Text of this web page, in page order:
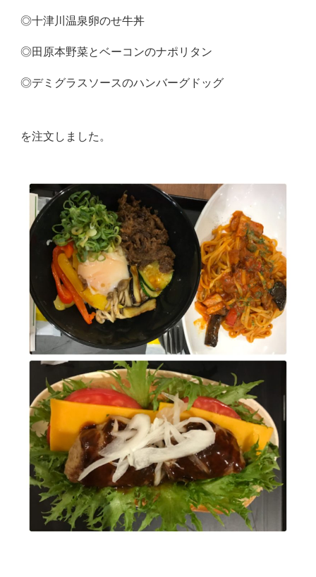
◎十津川温泉卵のせ牛丼
◎田原本野菜とベーコンのナポリタン
◎デミグラスソースのハンバーグドッグ
を注文しました。